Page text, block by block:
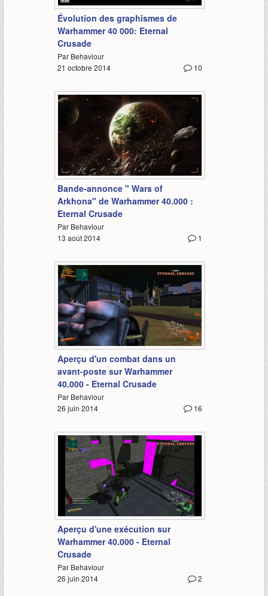
Évolution des graphismes de
Warhammer 40 000: Eternal
Crusade
Par Behaviour
10
21 octobre 2014
2:09
Bande-annonce " Wars of
Arkhona" de Warhammer 40.000 :
Eternal Crusade
Par Behaviour
1
13 août 2014
0:35
Aperçu d'un combat dans un
avant-poste sur Warhammer
40.000 - Eternal Crusade
Par Behaviour
16
26 juin 2014
0:28
Aperçu d'une exécution sur
Warhammer 40.000 - Eternal
Crusade
Par Behaviour
2
26 juin 2014